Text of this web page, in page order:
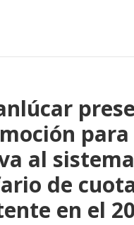
para
al sistema
de
en el